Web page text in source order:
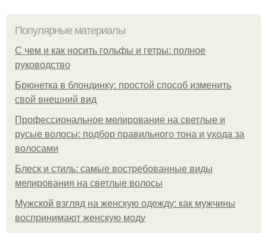
Популярные материалы
С чем и как носить гольфы и гетры: полное
руководство
Брюнетка в блондинку: простой способ изменить
свой внешний вид
Профессиональное мелирование на светлые и
русые волосы: подбор правильного тона и ухода за
волосами
Блеск и стиль: самые востребованные виды
мелирования на светлые волосы
Мужской взгляд на женскую одежду: как мужчины
воспринимают женскую моду